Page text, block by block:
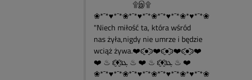
۩இ۩
❀*¯*♥*¯*❀*¯*♥*¯*❀*¯*♥*¯*❀*♥*¯*❀
"Niech miłość ta, która wśród
nas żyła,nigdy nie umrze i będzie
wciąż żywa.❤️ͼ̮̑●̮̑ͽ❤️ͼ̮̑●̮̑ͽ❤️ͼ̮̑●̮̑ͽ❤️
❤️ ♨ ԑ̮̑♦̮̑ɜܓ ♨ ❤️ ♨ ԑ̮̑♦̮̑ɜܓ ♨ ❤️
❀*¯*♥*¯*❀*¯*♥*¯*❀*¯*♥*¯*❀*♥*¯*❀